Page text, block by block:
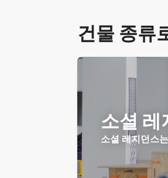
건물 종류
소셜 레
소셜 레지던스